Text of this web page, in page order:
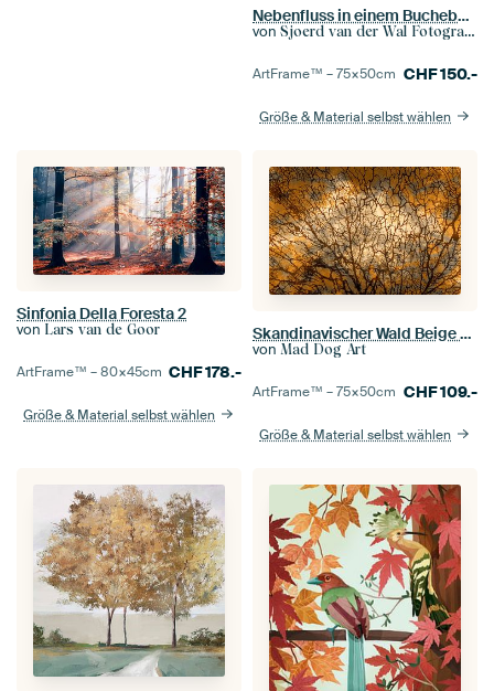
Nebenfluss in einem Buchebaumwald während eines frühen Herbstmorgens
von Sjoerd van der Wal Fotografie
ArtFrame™ –75×50cm CHF150.-
Größe & Material selbst wählen
Sinfonia Della Foresta 2
von Lars van de Goor
ArtFrame™ –80×45cm CHF178.-
Größe & Material selbst wählen
Skandinavischer Wald Beige Ocker
von Mad Dog Art
ArtFrame™ –75×50cm CHF109.-
Größe & Material selbst wählen